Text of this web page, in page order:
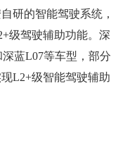
研的智能驾驶系统，
级驾驶辅助功能。深
蓝L07等车型，部分
L2+级智能驾驶辅助